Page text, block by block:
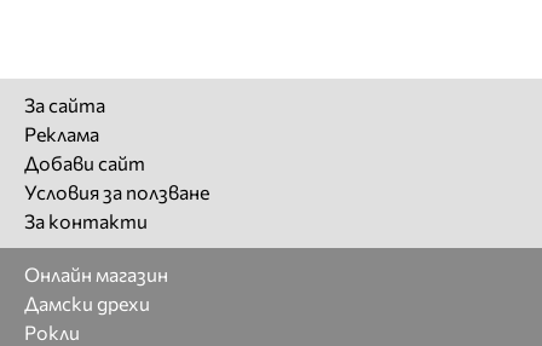
За сайта
Реклама
Добави сайт
Условия за ползване
За контакти
Онлайн магазин
Дамски дрехи
Рокли